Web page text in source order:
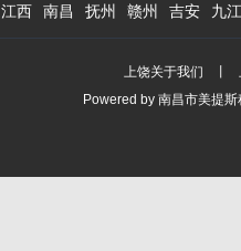
江西 南昌 抚州 赣州 吉安 九江
上饶关于我们
Powered by 南昌市美提斯